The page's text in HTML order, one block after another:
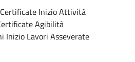
Certificate Inizio Attività
Agibilità
Inizio Lavori Asseverate